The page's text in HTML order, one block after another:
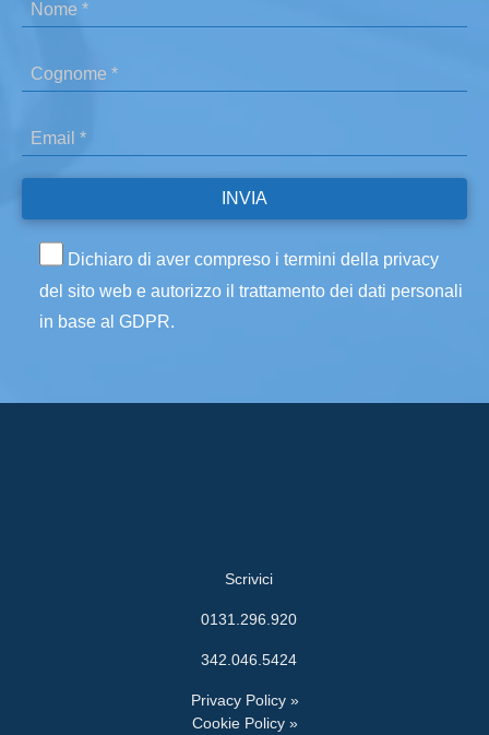
Dichiaro di aver compreso i termini della privacy
del sito web e autorizzo il trattamento dei dati personali
in base al GDPR.
Scrivici
0131.296.920
342.046.5424
Privacy Policy »
Cookie Policy »